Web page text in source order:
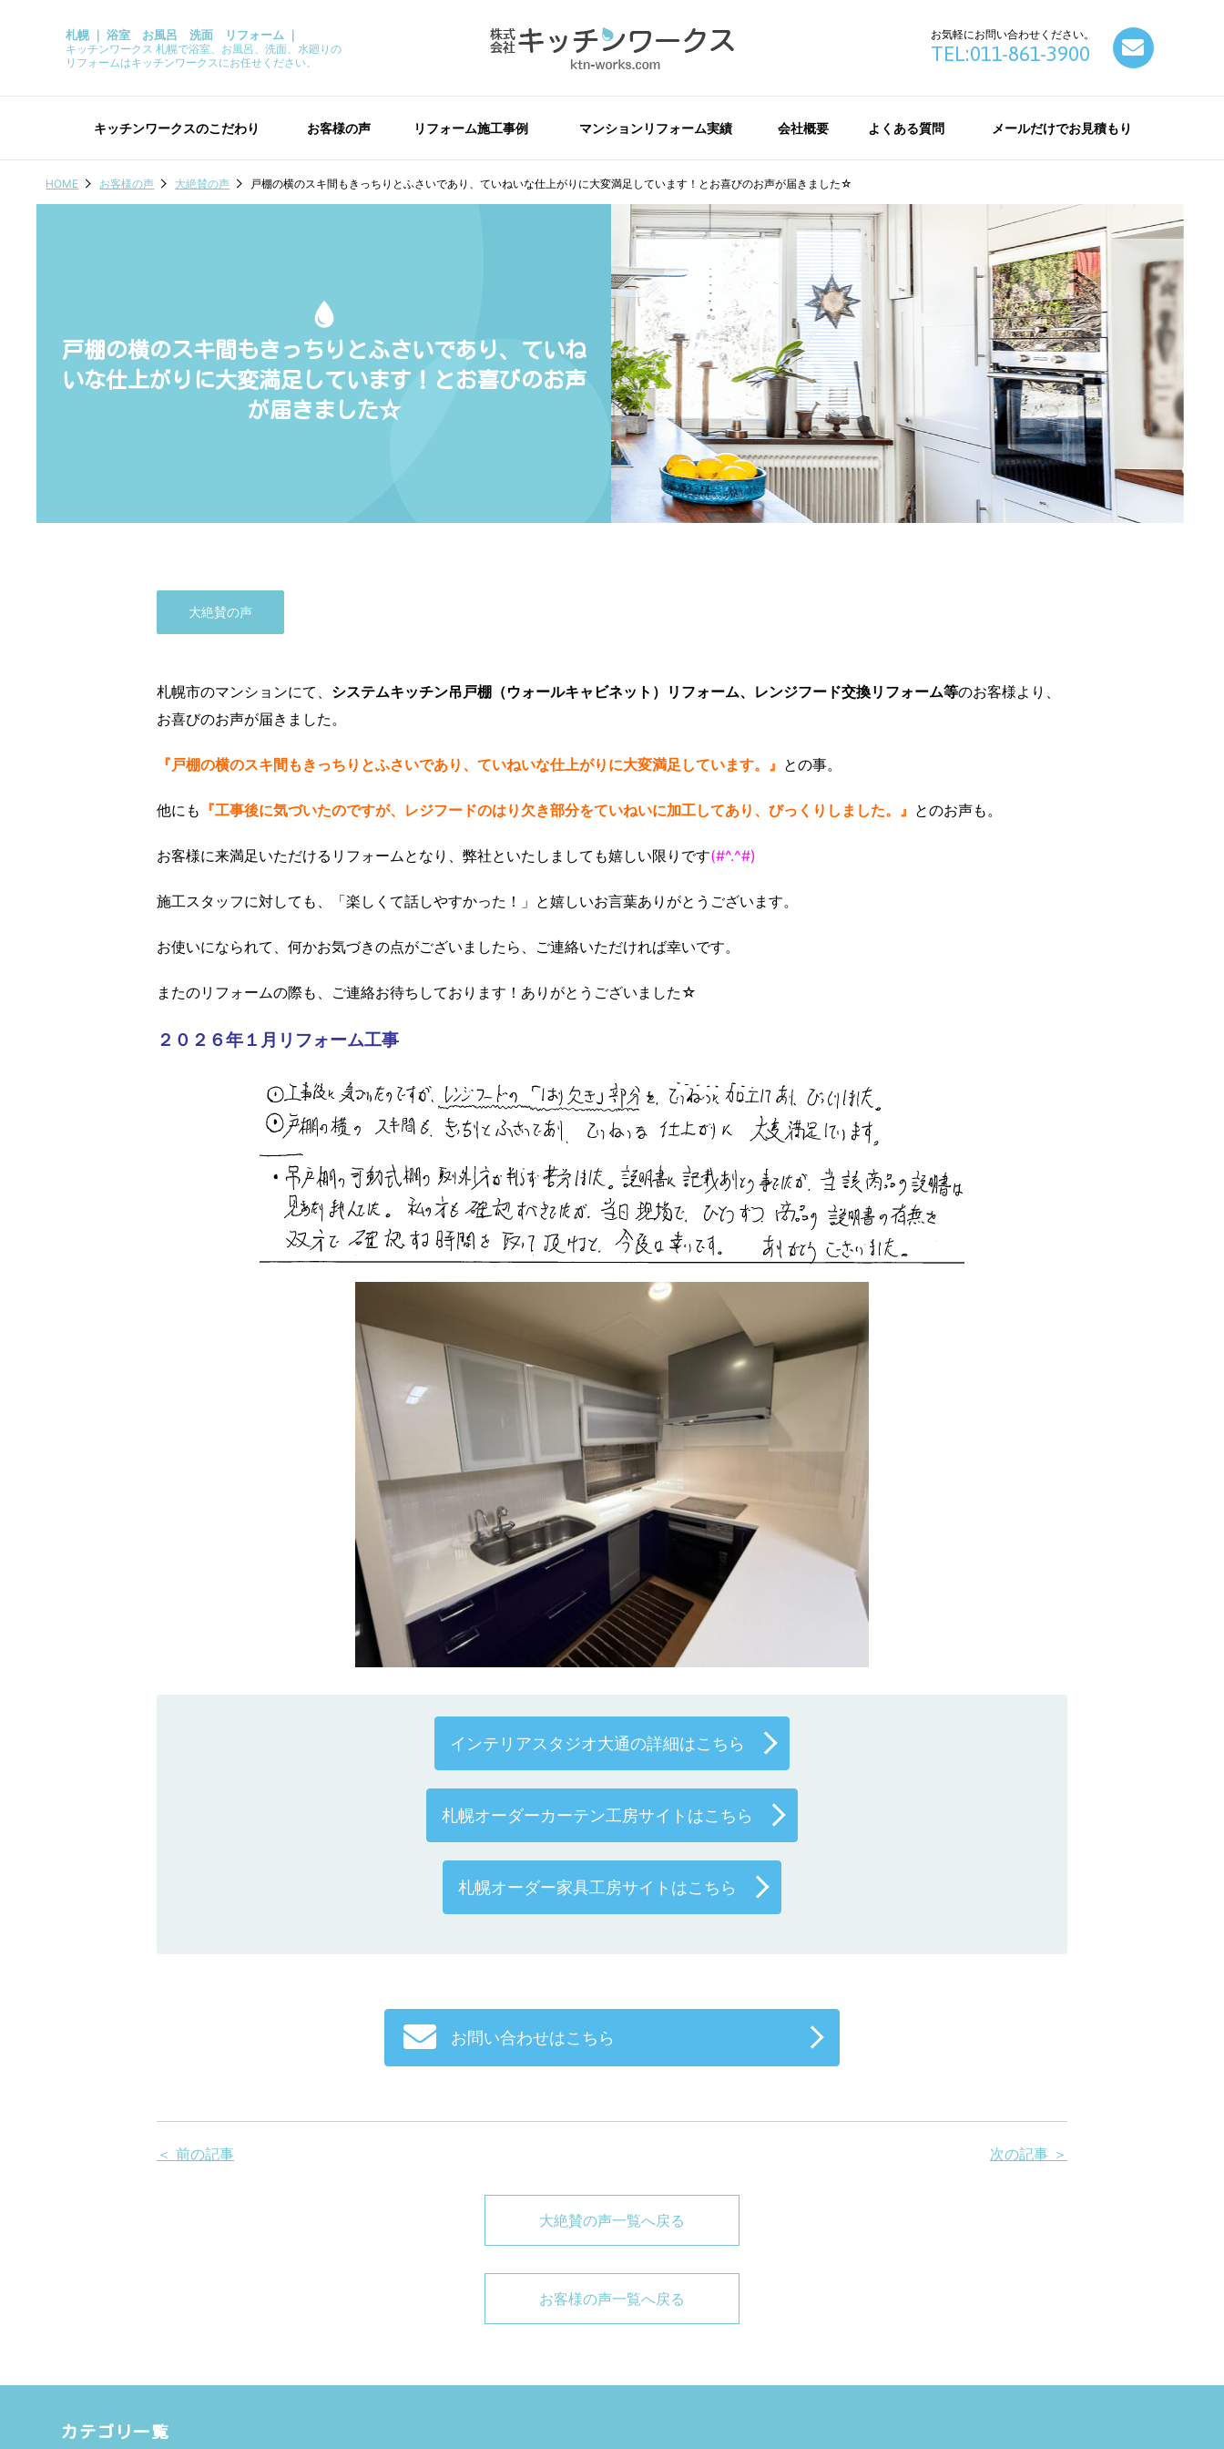
札幌 ｜ 浴室 お風呂 洗面 リフォーム ｜
キッチンワークス 札幌で浴室、お風呂、洗面、水廻りの
リフォームはキッチンワークスにお任せください。
お気軽にお問い合わせください。
TEL:011-861-3900
キッチンワークスのこだわり お客様の声 リフォーム施工事例 マンションリフォーム実績 会社概要 よくある質問 メールだけでお見積もり
HOME お客様の声 大絶賛の声 戸棚の横のスキ間もきっちりとふさいであり、ていねいな仕上がりに大変満足しています！とお喜びのお声が届きました☆
戸棚の横のスキ間もきっちりとふさいであり、ていね
いな仕上がりに大変満足しています！とお喜びのお声
が届きました☆
大絶賛の声
札幌市のマンションにて、 システムキッチン吊戸棚（ウォールキャビネット）リフォーム、レンジフード交換リフォーム等のお客様より、
お喜びのお声が届きました。
『戸棚の横のスキ間もきっちりとふさいであり、ていねいな仕上がりに大変満足しています。』 との事。
他にも 『工事後に気づいたのですが、レジフードのはり欠き部分をていねいに加工してあり、びっくりしました。』 とのお声も。
お客様に来満足いただけるリフォームとなり、弊社といたしましても嬉しい限りです(#^.^#)
施工スタッフに対しても、「楽しくて話しやすかった！」と嬉しいお言葉ありがとうございます。
お使いになられて、何かお気づきの点がございましたら、ご連絡いただければ幸いです。
またのリフォームの際も、ご連絡お待ちしております！ありがとうございました☆
２０２６年１月リフォーム工事
インテリアスタジオ大通の詳細はこちら
札幌オーダーカーテン工房サイトはこちら
札幌オーダー家具工房サイトはこちら
お問い合わせはこちら
＜ 前の記事 次の記事 ＞
大絶賛の声一覧へ戻る
お客様の声一覧へ戻る
カテゴリ一覧